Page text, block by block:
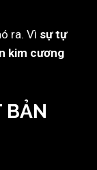
ra. Vì sự tự
kim cương
BẢN